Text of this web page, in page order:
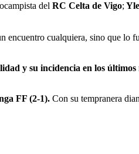
del RC Celta de Vigo;
encuentro cualquiera, sino que lo
y su incidencia en los últimos
FF (2-1). Con su tempranera